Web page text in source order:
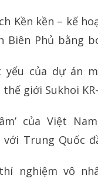
Kền kền – kế
Biên Phủ bằng
yểu của dự án
giới Sukhoi
của Việt
với Trung Quốc
nghiệm vô